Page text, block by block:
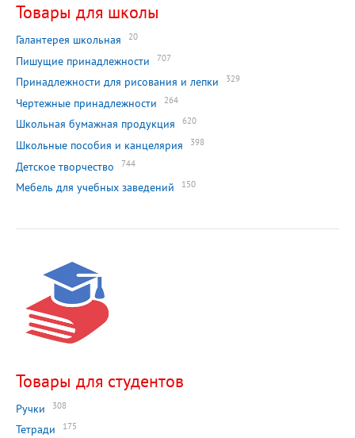
Товары для школы
Галантерея школьная 20
Пишущие принадлежности 707
Принадлежности для рисования и лепки 329
Чертежные принадлежности 264
Школьная бумажная продукция 620
Школьные пособия и канцелярия 398
Детское творчество 744
Мебель для учебных заведений 150
Товары для студентов
Ручки 308
Тетради 175